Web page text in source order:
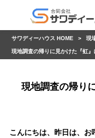
サワディーハウス HOME > 現
現地調査の帰りに見かけた『虹』
現地調査の帰り
こんにちは、昨日は、お